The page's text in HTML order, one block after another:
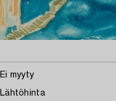
Ei myyty
Lähtöhinta